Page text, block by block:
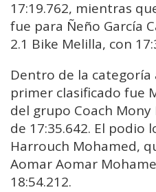
17:19.762, mientras
fue para Ñeño García
2.1 Bike Melilla, con
Dentro de la
primer clasificado fue
del grupo Coach
de 17:35.642. El
Harrouch Mohamed,
Aomar Aomar
18:54.212.